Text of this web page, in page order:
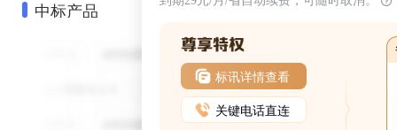
中标产品
标讯详情查看
关键电话直连